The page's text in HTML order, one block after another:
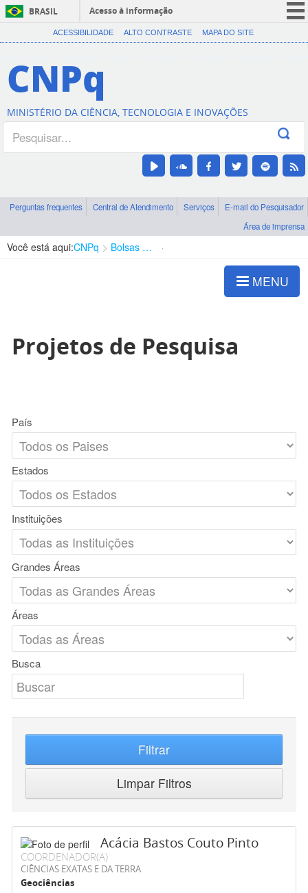
BRASIL
Acesso à informação
CORONAVÍRUS (COVID-19)
Canais
ACESSIBILIDADE ALTO CONTRASTE MAPA DO SITE
CNPq
MINISTÉRIO DA CIÊNCIA, TECNOLOGIA E INOVAÇÕES
Perguntas frequentes Central de Atendimento Serviços
E-mail do Pesquisador
Área de imprensa
Você está aqui:CNPq Bolsas e Auxílios Vigentes
MENU
Projetos de Pesquisa
País
Estados
Instituições
Grandes Áreas
Áreas
Busca
Filtrar
Limpar Filtros
Acácia Bastos Couto Pinto
COORDENADOR(A)
CIÊNCIAS EXATAS E DA TERRA
Geociências